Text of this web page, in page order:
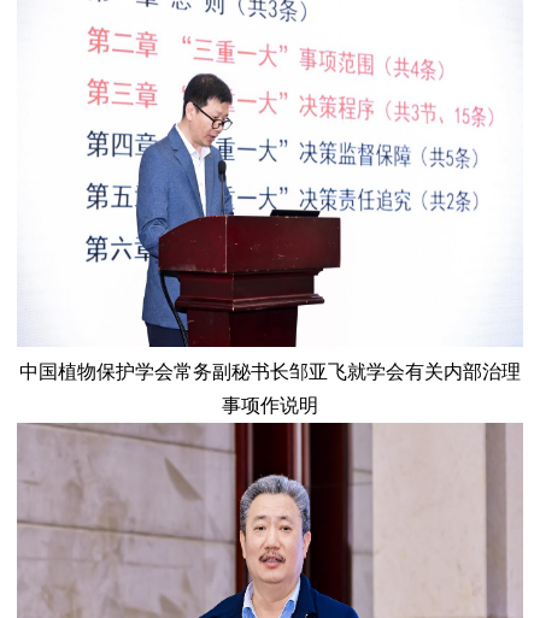
中国植物保护学会常务副秘书长邹亚飞就学会有关内部治理
事项作说明